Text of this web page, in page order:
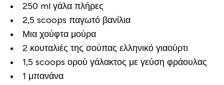
250 ml γάλα πλήρες
2,5 scoops παγωτό βανίλια
Μια χούφτα μούρα
2 κουταλιές της σούπας ελληνικό γιαούρτι
1,5 scoops ορού γάλακτος με γεύση φράουλας
1 μπανάνα